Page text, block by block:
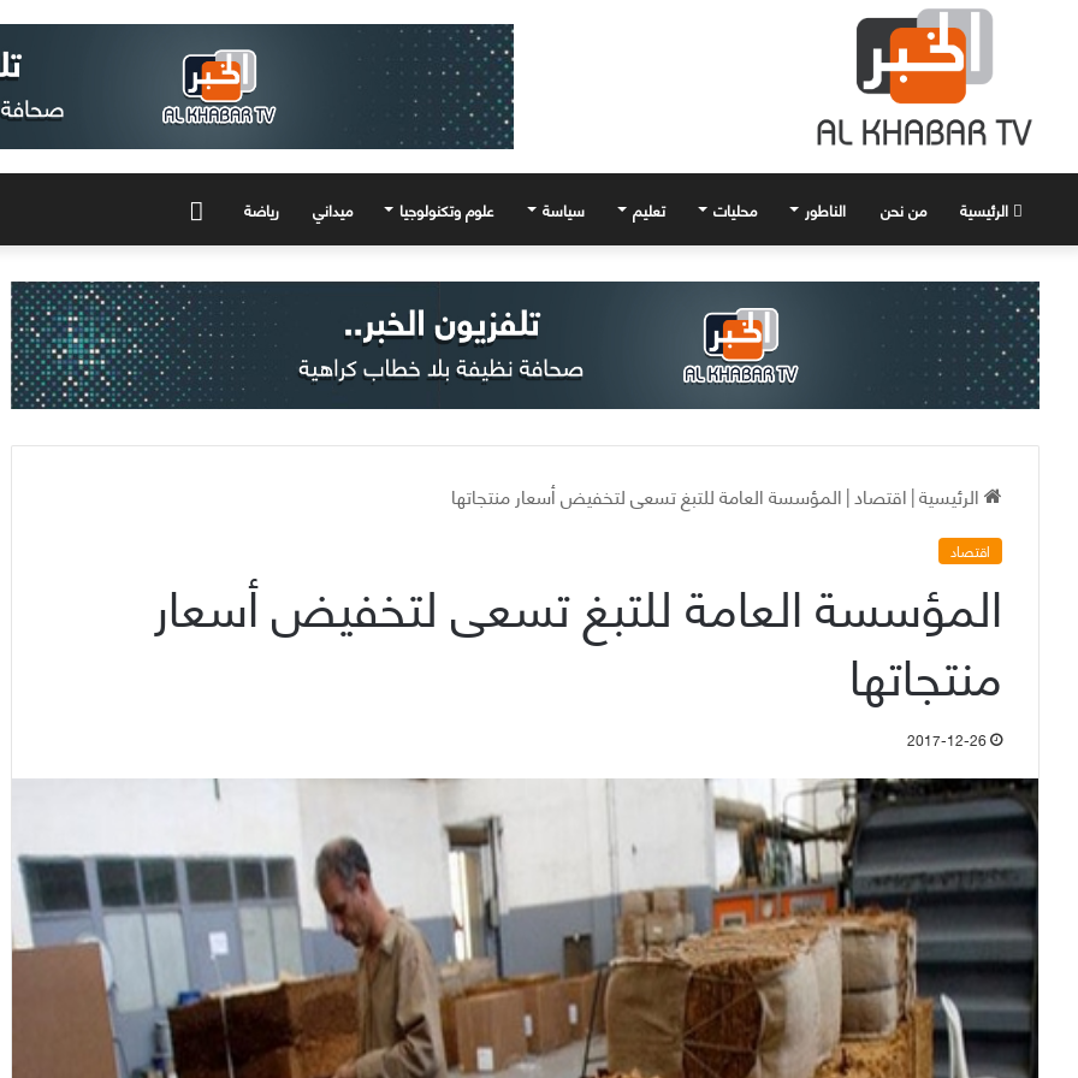
الرئيسية من نحن الناطور محليات تعليم سياسة علوم وتكنولوجيا ميداني رياضة
الرئيسية|اقتصاد|المؤسسة العامة للتبغ تسعى لتخفيض أسعار منتجاتها
اقتصاد
المؤسسة العامة للتبغ تسعى لتخفيض أسعار
منتجاتها
2017-12-26